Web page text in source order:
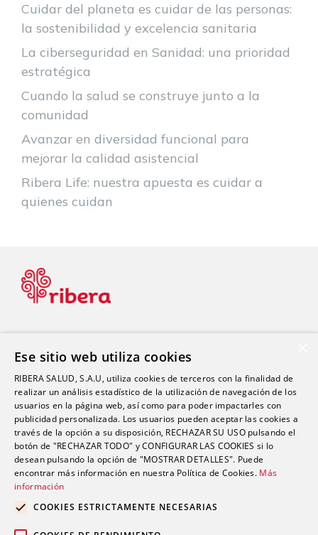
Cuidar del planeta es cuidar de las personas:
la sostenibilidad y excelencia sanitaria
La ciberseguridad en Sanidad: una prioridad
estratégica
Cuando la salud se construye junto a la
comunidad
Avanzar en diversidad funcional para
mejorar la calidad asistencial
Ribera Life: nuestra apuesta es cuidar a
quienes cuidan
Blog Dental
Blog Estética
Contacto
Ese sitio web utiliza cookies
RIBERA SALUD, S.A.U, utiliza cookies de terceros con la finalidad de
realizar un análisis estadístico de la utilización de navegación de los
usuarios en la página web, así como para poder impactarles con
publicidad personalizada. Los usuarios pueden aceptar las cookies a
través de la opción a su disposición, RECHAZAR SU USO pulsando el
botón de "RECHAZAR TODO" y CONFIGURAR LAS COOKIES si lo
desean pulsando la opción de "MOSTRAR DETALLES". Puede
encontrar más información en nuestra Política de Cookies. Más
información
COOKIES ESTRICTAMENTE NECESARIAS